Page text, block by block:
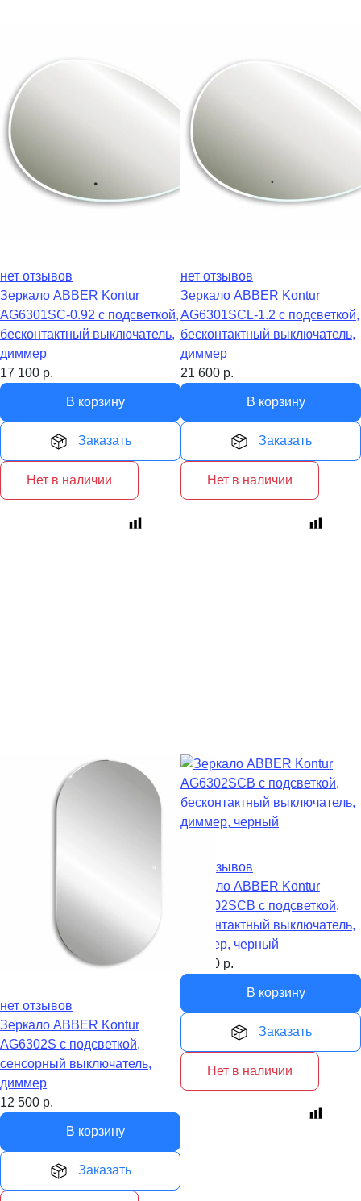
нет отзывов
Зеркало ABBER Kontur
AG6301SC-0.92 с подсветкой,
бесконтактный выключатель,
диммер
17 100 р.
В корзину
Заказать
Нет в наличии
нет отзывов
Зеркало ABBER Kontur
AG6301SCL-1.2 с подсветкой,
бесконтактный выключатель,
диммер
21 600 р.
В корзину
Заказать
Нет в наличии
нет отзывов
Зеркало ABBER Kontur
AG6302S с подсветкой,
сенсорный выключатель,
диммер
12 500 р.
В корзину
Заказать
нет отзывов
Зеркало ABBER Kontur
AG6302SCB с подсветкой,
бесконтактный выключатель,
диммер, черный
17 100 р.
В корзину
Заказать
Нет в наличии